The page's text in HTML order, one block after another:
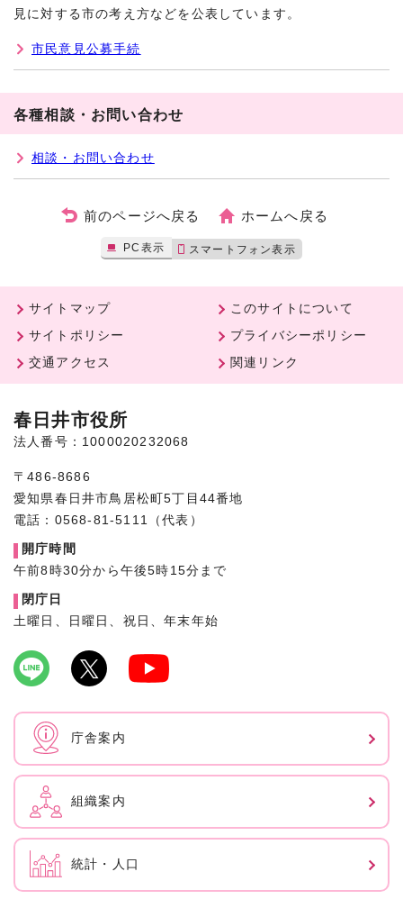
見に対する市の考え方などを公表しています。
市民意見公募手続
各種相談・お問い合わせ
相談・お問い合わせ
前のページへ戻る ホームへ戻る
PC表示 スマートフォン表示
サイトマップ
このサイトについて
サイトポリシー
プライバシーポリシー
交通アクセス
関連リンク
春日井市役所
法人番号：1000020232068
〒486-8686
愛知県春日井市鳥居松町5丁目44番地
電話：0568-81-5111（代表）
開庁時間
午前8時30分から午後5時15分まで
閉庁日
土曜日、日曜日、祝日、年末年始
庁舎案内
組織案内
統計・人口